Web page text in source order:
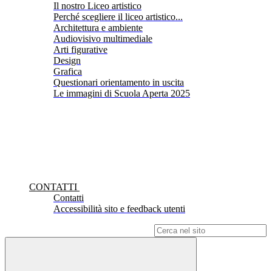
Il nostro Liceo artistico
Perché scegliere il liceo artistico...
Architettura e ambiente
Audiovisivo multimediale
Arti figurative
Design
Grafica
Questionari orientamento in uscita
Le immagini di Scuola Aperta 2025
CONTATTI
Contatti
Accessibilità sito e feedback utenti